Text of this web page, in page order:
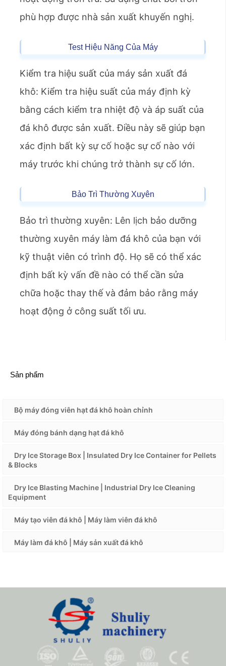
phù hợp được nhà sản xuất khuyến nghị.
Test Hiệu Năng Của Máy
Kiểm tra hiệu suất của máy sản xuất đá
khô: Kiểm tra hiệu suất của máy định kỳ
bằng cách kiểm tra nhiệt độ và áp suất của
đá khô được sản xuất. Điều này sẽ giúp bạn
xác định bất kỳ sự cố hoặc sự cố nào với
máy trước khi chúng trở thành sự cố lớn.
Bảo Trì Thường Xuyên
Bảo trì thường xuyên: Lên lịch bảo dưỡng
thường xuyên máy làm đá khô của bạn với
kỹ thuật viên có trình độ. Họ sẽ có thể xác
định bất kỳ vấn đề nào có thể cần sửa
chữa hoặc thay thế và đảm bảo rằng máy
hoạt động ở công suất tối ưu.
Sản phẩm
Bộ máy đóng viên hạt đá khô hoàn chỉnh
Máy đóng bánh dạng hạt đá khô
Dry Ice Storage Box | Insulated Dry Ice Container for Pellets
& Blocks
Dry Ice Blasting Machine | Industrial Dry Ice Cleaning
Equipment
Máy tạo viên đá khô | Máy làm viên đá khô
Máy làm đá khô | Máy sản xuất đá khô